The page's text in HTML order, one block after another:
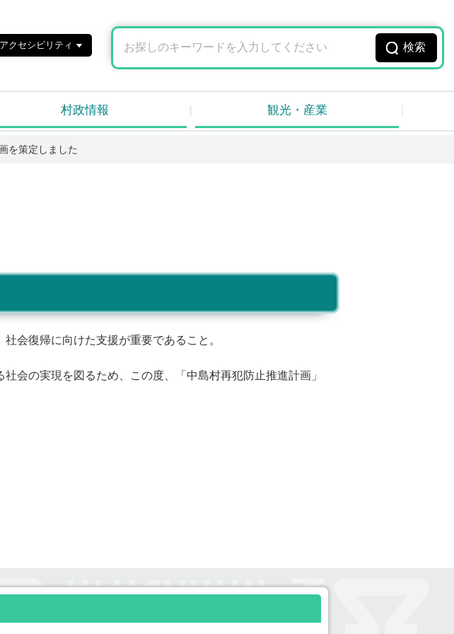
アクセシビリティ
村政情報 観光・産業
を策定しました
会復帰に向けた支援が重要であること。
会の実現を図るため、この度、「中島村再犯防止推進計画」